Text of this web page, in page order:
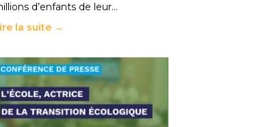
d’enfants de leur…
la suite →